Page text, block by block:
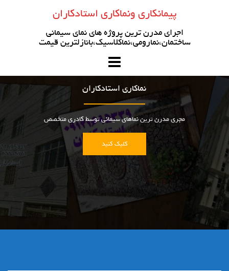
پیمانکاری ونماکاری استادکاران
اجرای مدرن ترین پروژه های نمای سیمانی
ساختمان،نمارومی،نماکلاسیک،بانازلترین قیمت
نماکاری استادکاران
مجری مدرن ترین نماهای سیمانی توسط کادری متخصص
کلیک کنید